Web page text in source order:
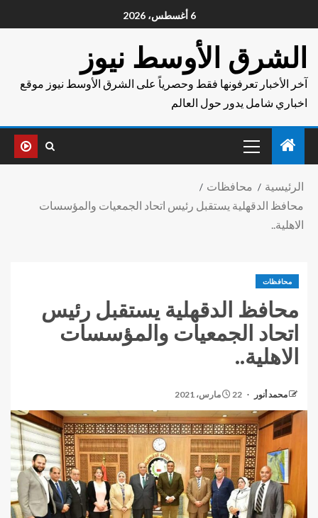
6 أغسطس، 2026
الشرق الأوسط نيوز
آخر الأخبار تعرفونها فقط وحصرياً على الشرق الأوسط نيوز موقع
اخباري شامل يدور حول العالم
الرئيسية
محافظات
محافظ الدقهلية يستقبل رئيس اتحاد الجمعيات والمؤسسات
الاهلية..
محافظات
محافظ الدقهلية يستقبل رئيس
اتحاد الجمعيات والمؤسسات
الاهلية..
محمد أنور 22 مارس، 2021